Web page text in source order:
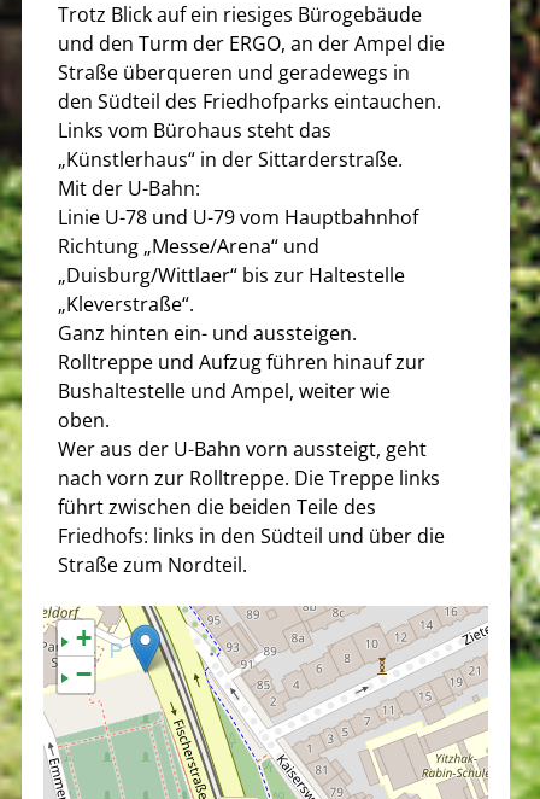
Trotz Blick auf ein riesiges Bürogebäude
und den Turm der ERGO, an der Ampel die
Straße überqueren und geradewegs in
den Südteil des Friedhofparks eintauchen.
Links vom Bürohaus steht das
„Künstlerhaus“ in der Sittarderstraße.
Mit der U-Bahn:
Linie U-78 und U-79 vom Hauptbahnhof
Richtung „Messe/Arena“ und
„Duisburg/Wittlaer“ bis zur Haltestelle
„Kleverstraße“.
Ganz hinten ein- und aussteigen.
Rolltreppe und Aufzug führen hinauf zur
Bushaltestelle und Ampel, weiter wie
oben.
Wer aus der U-Bahn vorn aussteigt, geht
nach vorn zur Rolltreppe. Die Treppe links
führt zwischen die beiden Teile des
Friedhofs: links in den Südteil und über die
Straße zum Nordteil.
+
−